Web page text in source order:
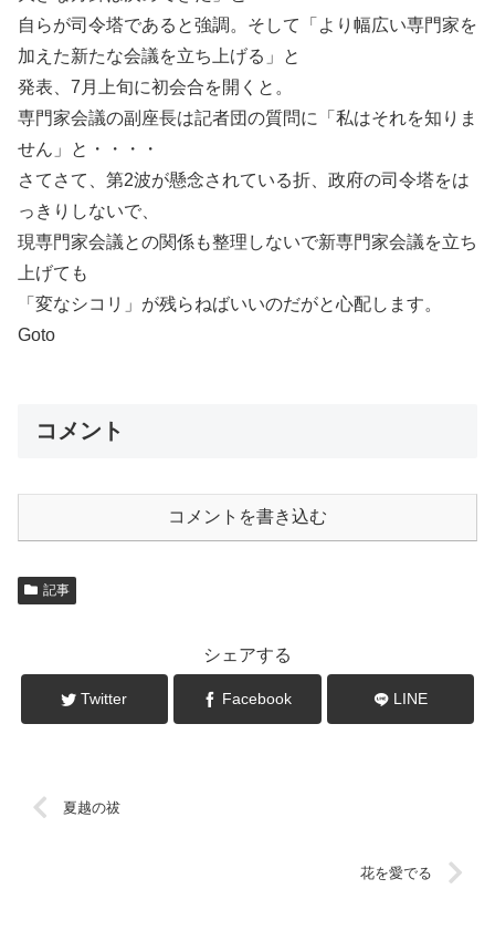
自らが司令塔であると強調。そして「より幅広い専門家を
加えた新たな会議を立ち上げる」と
発表、7月上旬に初会合を開くと。
専門家会議の副座長は記者団の質問に「私はそれを知りま
せん」と・・・・
さてさて、第2波が懸念されている折、政府の司令塔をは
っきりしないで、
現専門家会議との関係も整理しないで新専門家会議を立ち
上げても
「変なシコリ」が残らねばいいのだがと心配します。
Goto
コメント
コメントを書き込む
記事
シェアする
Twitter Facebook LINE
夏越の祓
花を愛でる